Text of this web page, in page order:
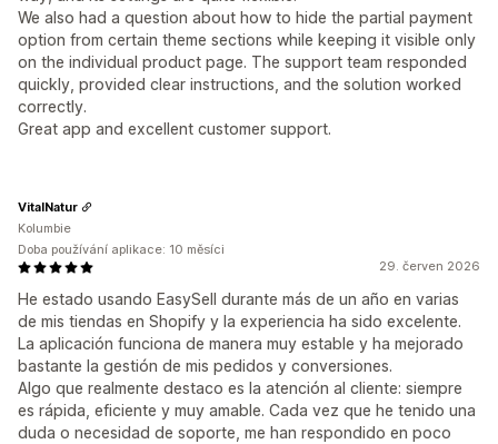
We also had a question about how to hide the partial payment
option from certain theme sections while keeping it visible only
on the individual product page. The support team responded
quickly, provided clear instructions, and the solution worked
correctly.
Great app and excellent customer support.
29. červen 2026
He estado usando EasySell durante más de un año en varias
de mis tiendas en Shopify y la experiencia ha sido excelente.
La aplicación funciona de manera muy estable y ha mejorado
bastante la gestión de mis pedidos y conversiones.
Algo que realmente destaco es la atención al cliente: siempre
es rápida, eficiente y muy amable. Cada vez que he tenido una
duda o necesidad de soporte, me han respondido en poco
VitalNatur
Kolumbie
Doba používání aplikace: 10 měsíci